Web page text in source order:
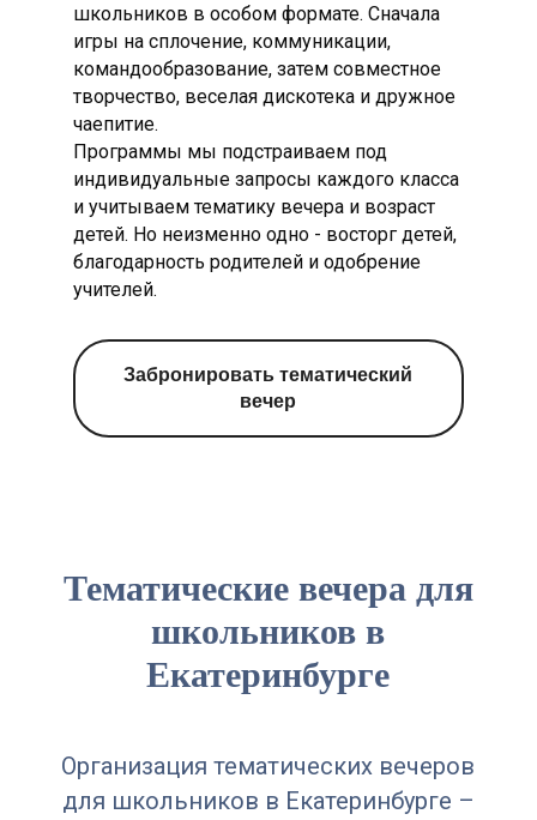
школьников в особом формате. Сначала
игры на сплочение, коммуникации,
командообразование, затем совместное
творчество, веселая дискотека и дружное
чаепитие.
Программы мы подстраиваем под
индивидуальные запросы каждого класса
и учитываем тематику вечера и возраст
детей. Но неизменно одно - восторг детей,
благодарность родителей и одобрение
учителей.
Забронировать тематический
вечер
Тематические вечера для
школьников в
Екатеринбурге
Организация тематических вечеров
для школьников в Екатеринбурге –
700 рублей/
чел
для группы от 20-30 чел
800 р/чел для групп до 20 чел
Арт-тренинг
«Театральные игры»
1 час
Мастер-класс "Лепка
из глины"
*с обжигом
количества участников
Роспись деревянной
30-40 минут